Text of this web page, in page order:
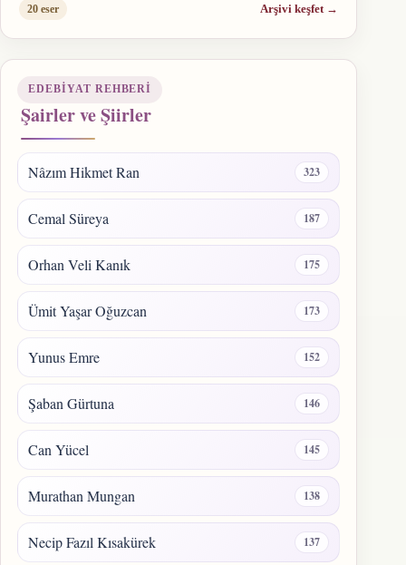
20 eser Arşivi keşfet →
EDEBIYAT REHBERI
Şairler ve Şiirler
Nâzım Hikmet Ran 323
Cemal Süreya 187
Orhan Veli Kanık 175
Ümit Yaşar Oğuzcan 173
Yunus Emre 152
Şaban Gürtuna 146
Can Yücel 145
Murathan Mungan 138
Necip Fazıl Kısakürek 137